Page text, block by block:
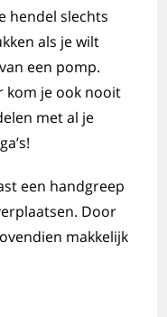
hendel slechts
als je wilt
een pomp.
kom je ook nooit
met al je
een handgreep
Door
makkelijk